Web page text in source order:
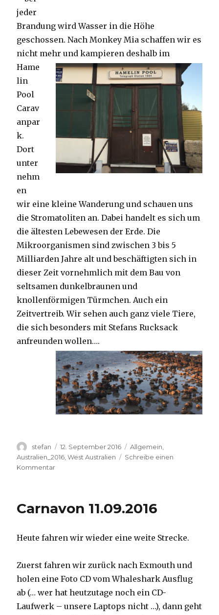
jeder
Brandung wird Wasser in die Höhe
geschossen. Nach Monkey Mia schaffen wir es
nicht mehr und kampieren deshalb im
Hame
lin
Pool
Carav
anpar
k.
Dort
unter
nehm
en
wir eine kleine Wanderung und schauen uns
die Stromatoliten an. Dabei handelt es sich um
die ältesten Lebewesen der Erde. Die
Mikroorganismen sind zwischen 3 bis 5
Milliarden Jahre alt und beschäftigten sich in
dieser Zeit vornehmlich mit dem Bau von
seltsamen dunkelbraunen und
knollenförmigen Türmchen. Auch ein
Zeitvertreib. Wir sehen auch ganz viele Tiere,
die sich besonders mit Stefans Rucksack
anfreunden wollen….
Autor
stefan
Veröffentlicht
am
12. September 2016 Kategorien
Allgemein
Australien_2016 ,West Australien
Schreibe einen
Kommentarzu
Carnavon 11.09.2016
Heute fahren wir wieder eine weite Strecke.
Zuerst fahren wir zurück nach Exmouth und
holen eine Foto CD vom Whaleshark Ausflug
ab (… wer hat heutzutage noch ein CD-
Laufwerk – unsere Laptops nicht …), dann geht